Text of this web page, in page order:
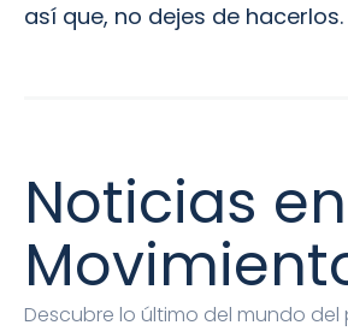
así que, no dejes de hacerlos.
Noticias en
Descubre lo último del mundo del